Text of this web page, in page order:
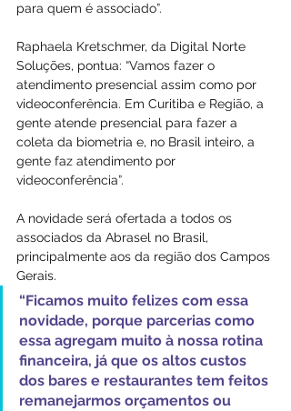
para quem é associado”.
Raphaela Kretschmer, da Digital Norte
Soluções, pontua: “Vamos fazer o
atendimento presencial assim como por
videoconferência. Em Curitiba e Região, a
gente atende presencial para fazer a
coleta da biometria e, no Brasil inteiro, a
gente faz atendimento por
videoconferência”.
A novidade será ofertada a todos os
associados da Abrasel no Brasil,
principalmente aos da região dos Campos
Gerais.
“Ficamos muito felizes com essa
novidade, porque parcerias como
essa agregam muito à nossa rotina
financeira, já que os altos custos
dos bares e restaurantes tem feitos
remanejarmos orçamentos ou